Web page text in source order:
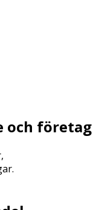
och företag